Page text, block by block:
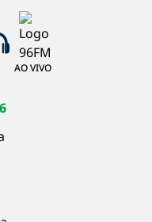
AO VIVO